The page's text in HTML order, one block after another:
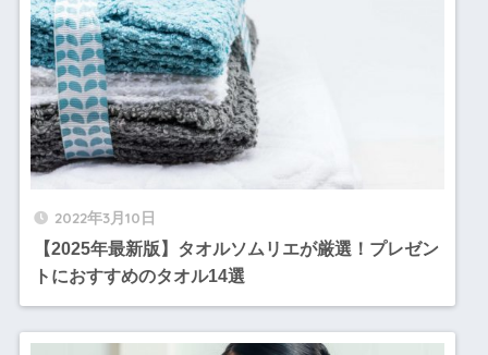
2022年3月10日
【2025年最新版】タオルソムリエが厳選！プレゼン
トにおすすめのタオル14選